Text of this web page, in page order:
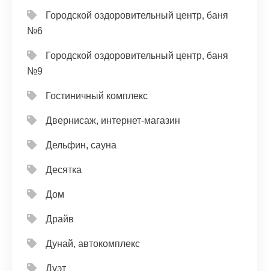
Городской оздоровительный центр, баня
№6
Городской оздоровительный центр, баня
№9
Гостиничный комплекс
Двернисаж, интернет-магазин
Дельфин, сауна
Десятка
Дом
Драйв
Дунай, автокомплекс
Дуэт